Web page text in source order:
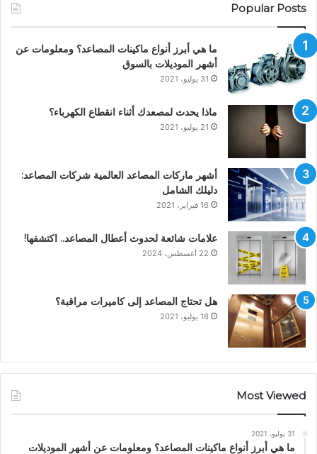
Popular Posts
ما هي أبرز أنواع ماكينات المصاعد؟ ومعلومات عن
أشهر الموديلات بالسوق
31 يوليو، 2021
ماذا يحدث لمصعدك أثناء انقطاع الكهرباء؟
21 يوليو، 2021
أشهر ماركات المصاعد العالمية شركات المصاعد:
دليلك الشامل
16 فبراير، 2021
علامات شائعة لحدوث أعطال المصاعد.. اكتشفها!
22 أغسطس، 2024
هل تحتاج المصاعد إلى كاميرات مراقبة؟
18 يوليو، 2021
Most Viewed
31 يوليو، 2021
ما هي أبرز أنواع ماكينات المصاعد؟ ومعلومات عن أشهر الموديلات